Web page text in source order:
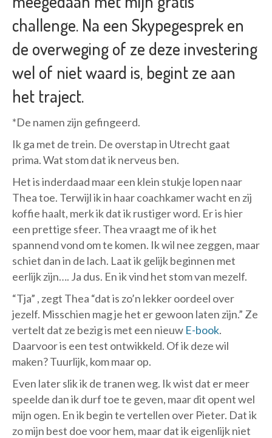
challenge. Na een Skypegesprek en
de overweging of ze deze investering
wel of niet waard is, begint ze aan
het traject.
*De namen zijn gefingeerd.
Ik ga met de trein. De overstap in Utrecht gaat
prima. Wat stom dat ik nerveus ben.
Het is inderdaad maar een klein stukje lopen naar
Thea toe. Terwijl ik in haar coachkamer wacht en zij
koffie haalt, merk ik dat ik rustiger word. Er is hier
een prettige sfeer. Thea vraagt me of ik het
spannend vond om te komen. Ik wil nee zeggen, maar
schiet dan in de lach. Laat ik gelijk beginnen met
eerlijk zijn…. Ja dus. En ik vind het stom van mezelf.
“Tja” , zegt Thea “dat is zo’n lekker oordeel over
jezelf. Misschien mag je het er gewoon laten zijn.” Ze
vertelt dat ze bezig is met een nieuw E-book.
Daarvoor is een test ontwikkeld. Of ik deze wil
maken? Tuurlijk, kom maar op.
Even later slik ik de tranen weg. Ik wist dat er meer
speelde dan ik durf toe te geven, maar dit opent wel
mijn ogen. En ik begin te vertellen over Pieter. Dat ik
zo mijn best doe voor hem, maar dat ik eigenlijk niet